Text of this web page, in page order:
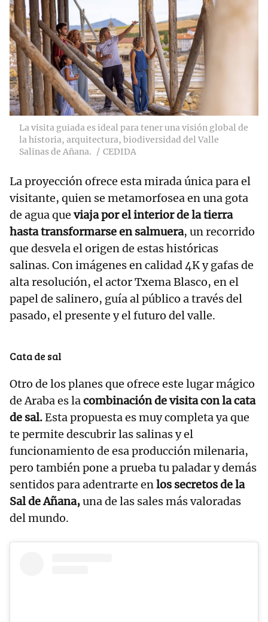
La visita guiada es ideal para tener una visión global de
la historia, arquitectura, biodiversidad del Valle
Salinas de Añana.
CEDIDA
La proyección ofrece esta mirada única para el
visitante, quien se metamorfosea en una gota
de agua que viaja por el interior de la tierra
hasta transformarse en salmuera, un recorrido
que desvela el origen de estas históricas
salinas. Con imágenes en calidad 4K y gafas de
alta resolución, el actor Txema Blasco, en el
papel de salinero, guía al público a través del
pasado, el presente y el futuro del valle.
Cata de sal
Otro de los planes que ofrece este lugar mágico
de Araba es lacombinación de visita con la cata
de sal.Esta propuesta es muy completa ya que
te permite descubrir las salinas y el
funcionamiento de esa producción milenaria,
pero también pone a prueba tu paladar y demás
sentidos para adentrarte enlos secretos de la
Sal de Añana,una de las sales más valoradas
del mundo.